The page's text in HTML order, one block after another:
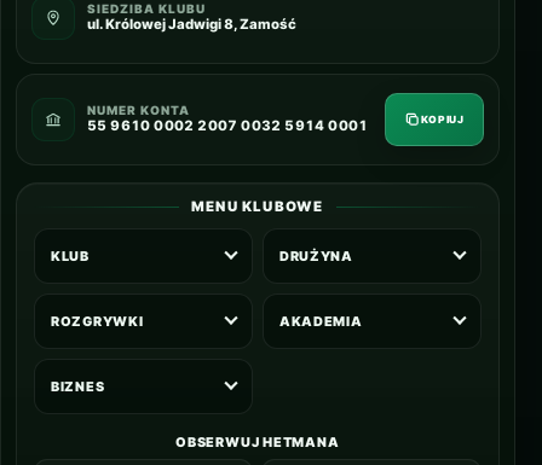
SIEDZIBA KLUBU
ul. Królowej Jadwigi 8, Zamość
NUMER KONTA
55 9610 0002 2007 0032 5914 0001 KOPIUJ
MENU KLUBOWE
KLUB DRUŻYNA
ROZGRYWKI AKADEMIA
BIZNES
OBSERWUJ HETMANA